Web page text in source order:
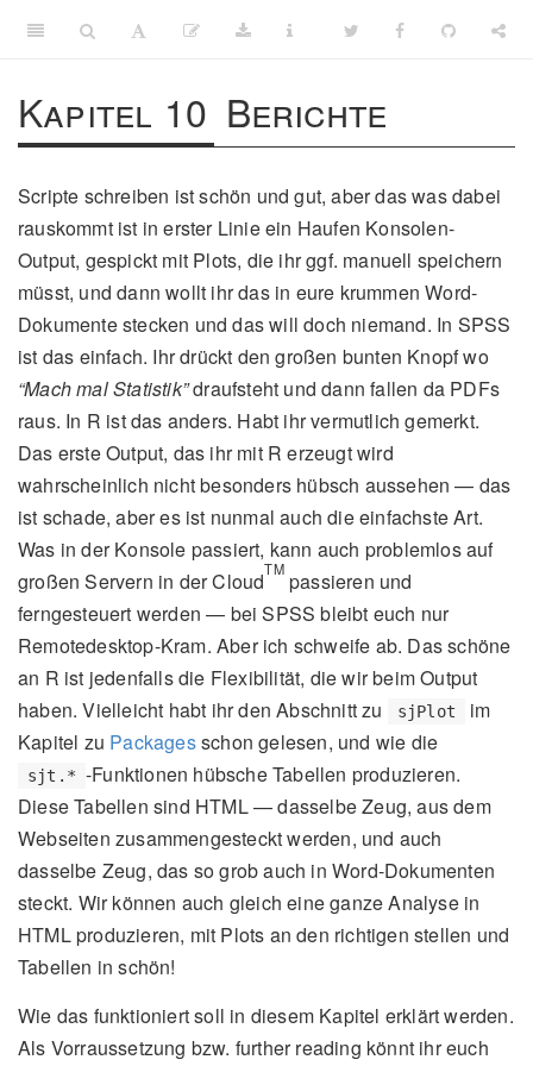
Kapitel 10 Berichte
Scripte schreiben ist schön und gut, aber das was dabei
rauskommt ist in erster Linie ein Haufen Konsolen-
Output, gespickt mit Plots, die ihr ggf. manuell speichern
müsst, und dann wollt ihr das in eure krummen Word-
Dokumente stecken und das will doch niemand. In SPSS
ist das einfach. Ihr drückt den großen bunten Knopf wo
“Mach mal Statistik”draufsteht und dann fallen da PDFs
raus. In R ist das anders. Habt ihr vermutlich gemerkt.
Das erste Output, das ihr mit R erzeugt wird
wahrscheinlich nicht besonders hübsch aussehen — das
ist schade, aber es ist nunmal auch die einfachste Art.
Was in der Konsole passiert, kann auch problemlos auf
großen Servern in der CloudTMpassieren und
ferngesteuert werden — bei SPSS bleibt euch nur
Remotedesktop-Kram. Aber ich schweife ab. Das schöne
an R ist jedenfalls die Flexibilität, die wir beim Output
haben. Vielleicht habt ihr den Abschnitt zu
sjPlot
im
Kapitel zu Packagesschon gelesen, und wie die
sjt.* -Funktionen hübsche Tabellen produzieren.
Diese Tabellen sind HTML — dasselbe Zeug, aus dem
Webseiten zusammengesteckt werden, und auch
dasselbe Zeug, das so grob auch in Word-Dokumenten
steckt. Wir können auch gleich eine ganze Analyse in
HTML produzieren, mit Plots an den richtigen stellen und
Tabellen in schön!
Wie das funktioniert soll in diesem Kapitel erklärt werden.
Als Vorraussetzung bzw. further reading könnt ihr euch